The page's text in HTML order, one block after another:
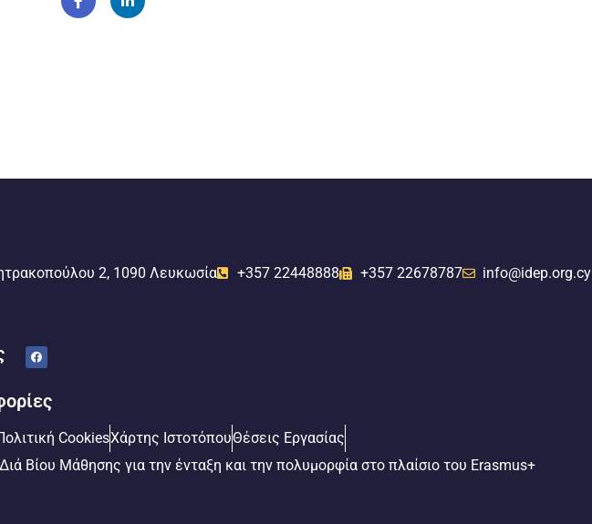
2, 1090 Λευκωσία +357 22448888 +357 22678787 info@idep.org.cy
CookiesΧάρτης ΙστοτόπουΘέσεις Εργασίας
Βίου Μάθησης για την ένταξη και την πολυμορφία στο πλαίσιο του Erasmus+